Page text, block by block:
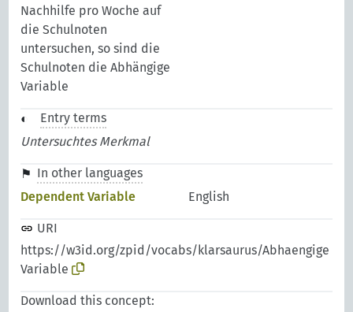
Nachhilfe pro Woche auf
die Schulnoten
untersuchen, so sind die
Schulnoten die Abhängige
Variable
Entry terms
Untersuchtes Merkmal
In other languages
Dependent Variable
English
URI
https://w3id.org/zpid/vocabs/klarsaurus/Abhaengige
Variable
Download this concept: